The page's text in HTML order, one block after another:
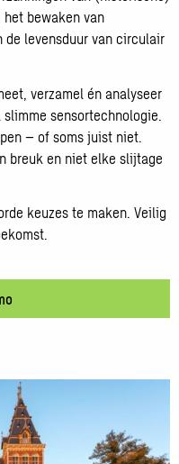
bewaken van
levensduur van circulair
verzamel én analyseer
sensortechnologie.
– of soms juist niet.
breuk en niet elke slijtage
keuzes te maken. Veilig